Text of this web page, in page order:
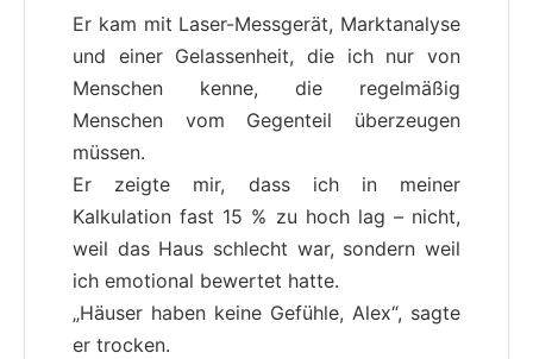
Er kam mit Laser-Messgerät, Marktanalyse
und einer Gelassenheit, die ich nur von
Menschen kenne, die regelmäßig
Menschen vom Gegenteil überzeugen
müssen.
Er zeigte mir, dass ich in meiner
Kalkulation fast 15 % zu hoch lag – nicht,
weil das Haus schlecht war, sondern weil
ich emotional bewertet hatte.
„Häuser haben keine Gefühle, Alex“, sagte
er trocken.